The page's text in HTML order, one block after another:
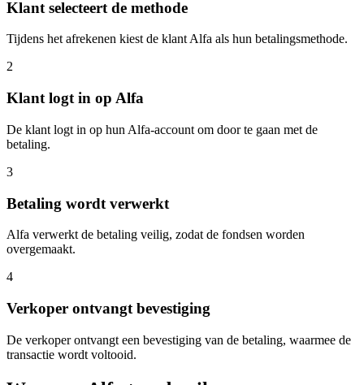
Klant selecteert de methode
Tijdens het afrekenen kiest de klant Alfa als hun betalingsmethode.
2
Klant logt in op Alfa
De klant logt in op hun Alfa-account om door te gaan met de
betaling.
3
Betaling wordt verwerkt
Alfa verwerkt de betaling veilig, zodat de fondsen worden
overgemaakt.
4
Verkoper ontvangt bevestiging
De verkoper ontvangt een bevestiging van de betaling, waarmee de
transactie wordt voltooid.